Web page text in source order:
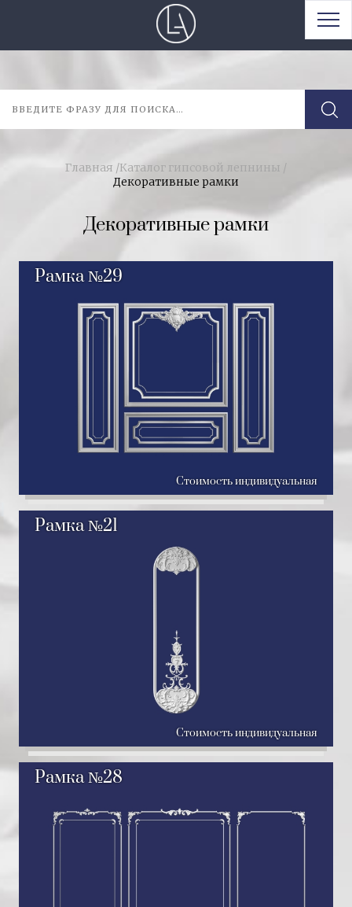
Главная /Каталог гипсовой лепнины /
Декоративные рамки
Декоративные рамки
Рамка №29
Стоимость индивидуальная
Рамка №21
Стоимость индивидуальная
Рамка №28